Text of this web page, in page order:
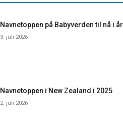
Navnetoppen på Babyverden til nå i år
3. juli 2026
Navnetoppen i New Zealand i 2025
2. juli 2026